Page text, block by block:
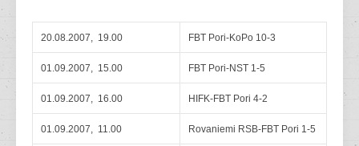
20.08.2007, 19.00 FBT Pori-KoPo 10-3
01.09.2007, 15.00 FBT Pori-NST 1-5
01.09.2007, 16.00 HIFK-FBT Pori 4-2
01.09.2007, 11.00 Rovaniemi RSB-FBT Pori 1-5